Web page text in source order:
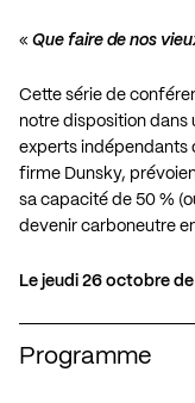
« Que faire de nos
Cette série de
notre disposition
experts indépendants
firme Dunsky,
sa capacité de 50 %
devenir carboneutre
Le jeudi 26 octobre de
Programme